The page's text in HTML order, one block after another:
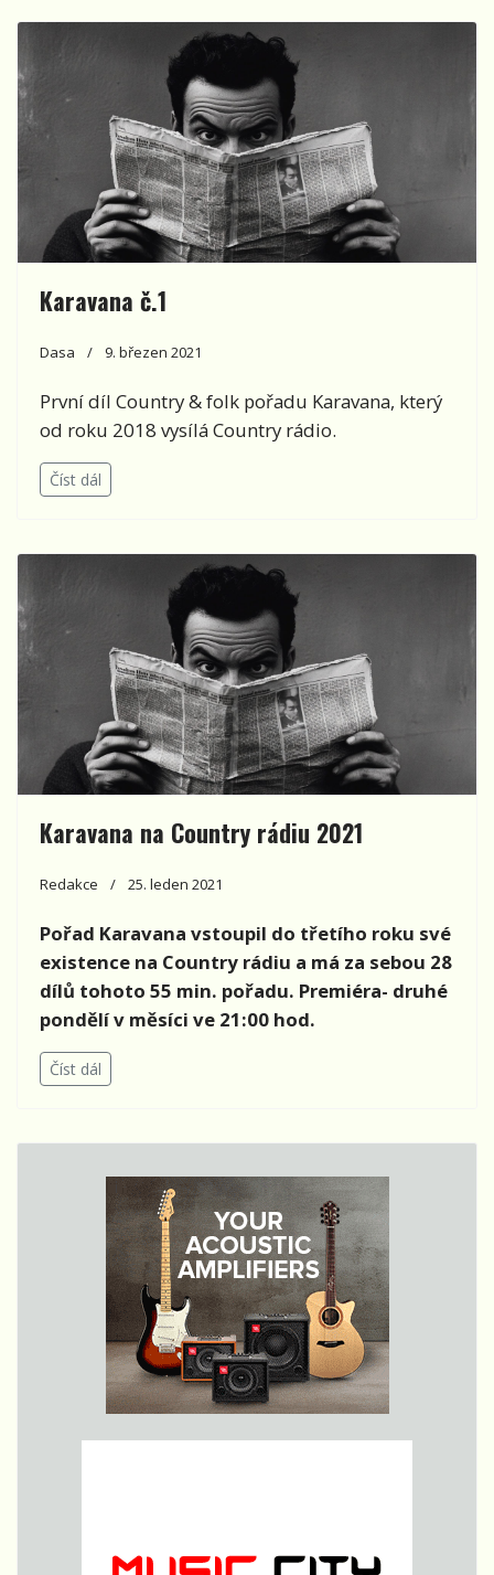
Karavana č.1
Dasa 9. březen 2021
První díl Country & folk pořadu Karavana, který
od roku 2018 vysílá Country rádio.
Číst dál
Karavana na Country rádiu 2021
Redakce 25. leden 2021
Pořad Karavana vstoupil do třetího roku své
existence na Country rádiu a má za sebou 28
dílů tohoto 55 min. pořadu. Premiéra- druhé
pondělí v měsíci ve 21:00 hod.
Číst dál